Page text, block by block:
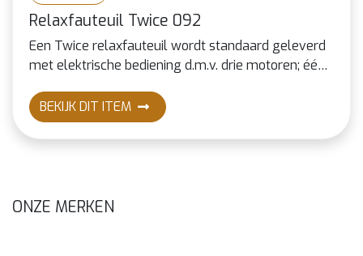
Relaxfauteuil Twice 092
Een Twice relaxfauteuil wordt standaard geleverd
met elektrische bediening d.m.v. drie motoren; één
om de zitting en voetklep in "hart-balans" stand te
bewegen.
BEKIJK DIT ITEM
ONZE MERKEN